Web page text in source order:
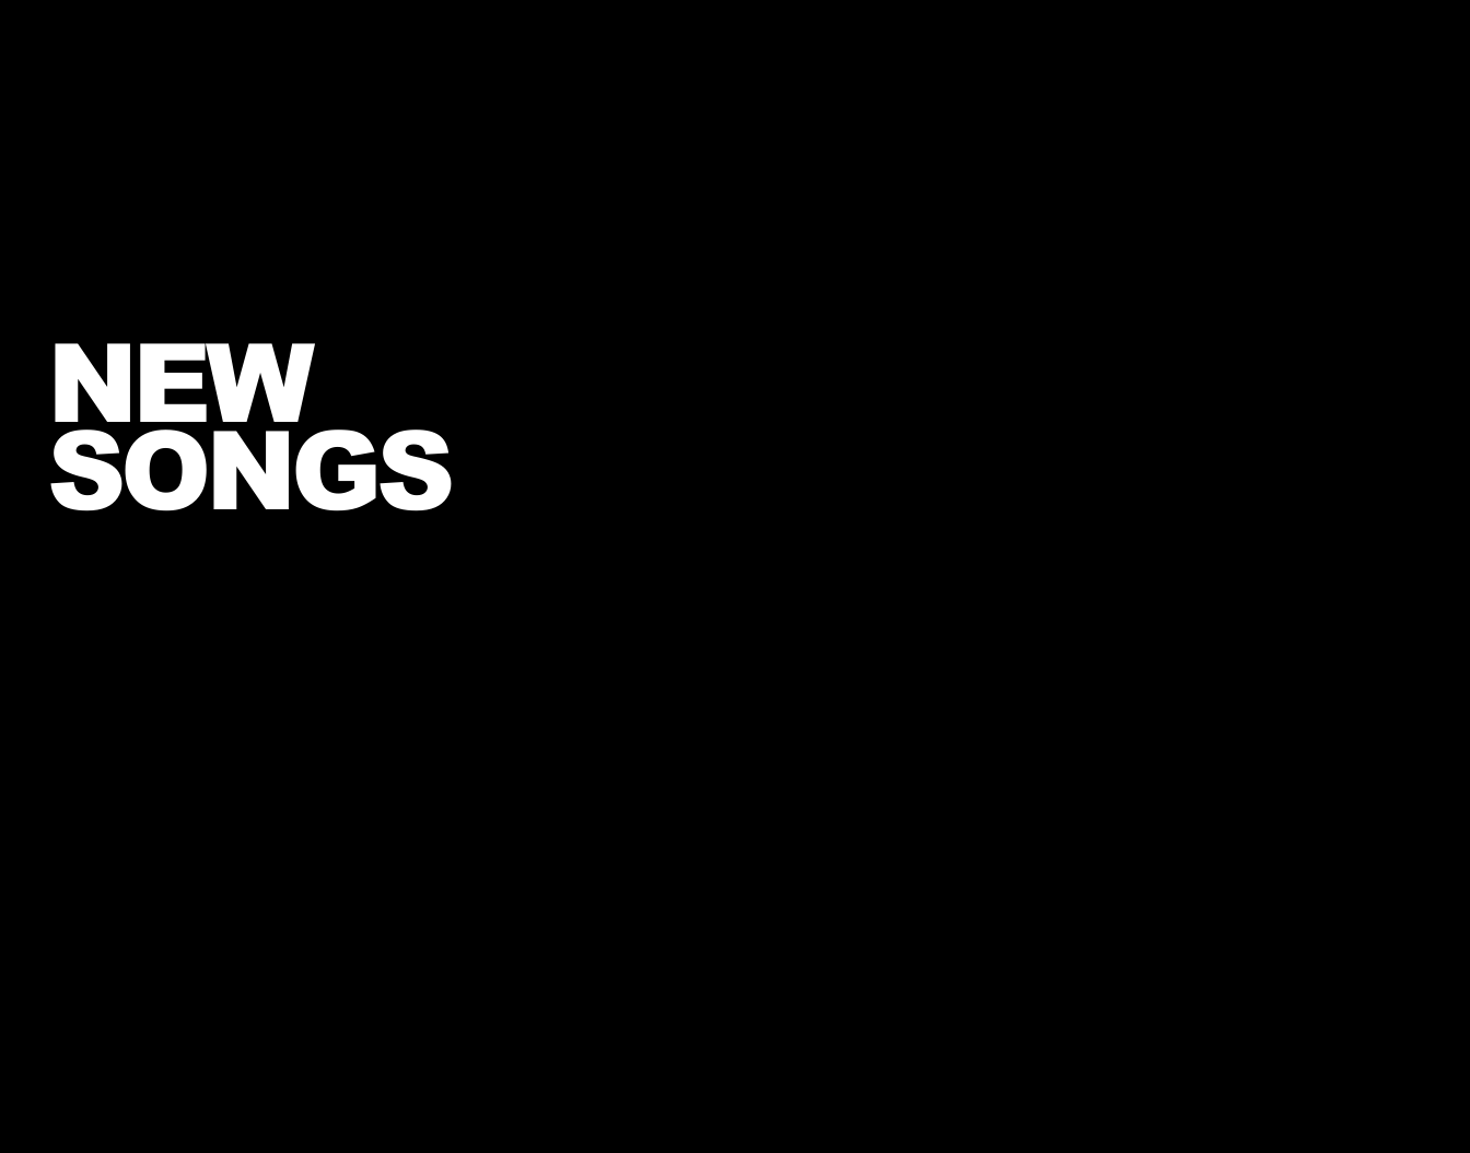
NEW
SONGS​